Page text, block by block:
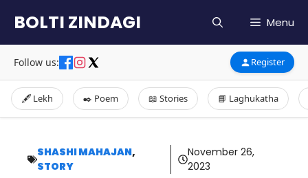
content
BOLTI ZINDAGI Menu
Follow us: Register
🖋️ Lekh ✒️ Poem 📖 Stories 📘 Laghukatha
SHASHI MAHAJAN,
STORY
November 26,
2023